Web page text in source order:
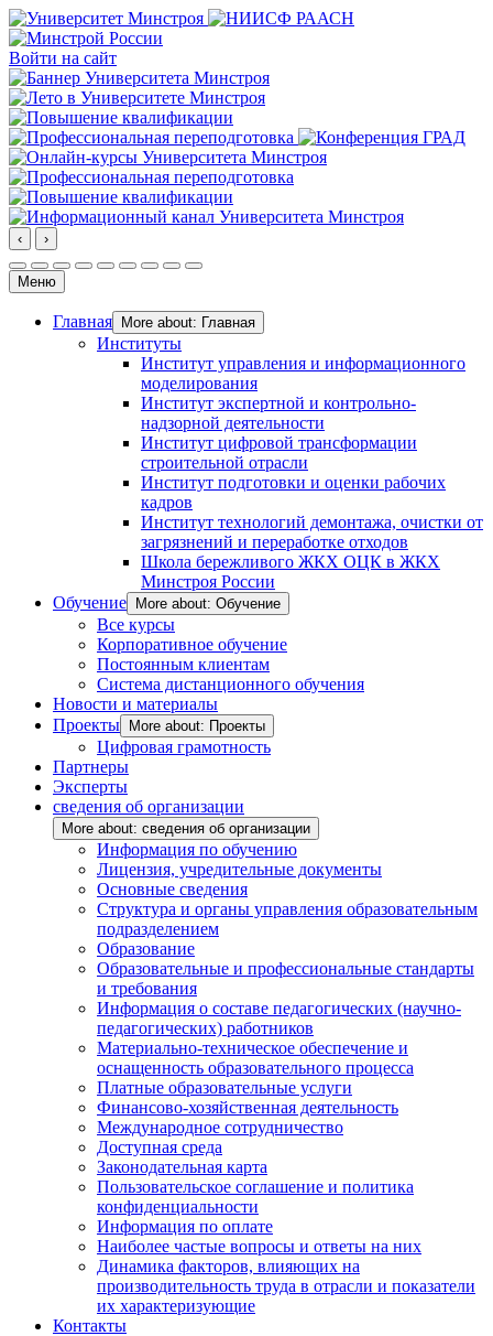
Войти на сайт
‹ ›
Меню
Главная More about: Главная
Институты
Институт управления и информационного
моделирования
Институт экспертной и контрольно-
надзорной деятельности
Институт цифровой трансформации
строительной отрасли
Институт подготовки и оценки рабочих
кадров
Институт технологий демонтажа, очистки от
загрязнений и переработке отходов
Школа бережливого ЖКХ ОЦК в ЖКХ
Минстроя России
Обучение
More about: Обучение
Все курсы
Корпоративное обучение
Постоянным клиентам
Система дистанционного обучения
Новости и материалы
Проекты
More about: Проекты
Цифровая грамотность
Партнеры
Эксперты
сведения об организации
More about: сведения об организации
Информация по обучению
Лицензия, учредительные документы
Основные сведения
Структура и органы управления образовательным
подразделением
Образование
Образовательные и профессиональные стандарты
и требования
Информация о составе педагогических (научно-
педагогических) работников
Материально-техническое обеспечение и
оснащенность образовательного процесса
Платные образовательные услуги
Финансово-хозяйственная деятельность
Международное сотрудничество
Доступная среда
Законодательная карта
Пользовательское соглашение и политика
конфиденциальности
Информация по оплате
Наиболее частые вопросы и ответы на них
Динамика факторов, влияющих на
производительность труда в отрасли и показатели
их характеризующие
Контакты